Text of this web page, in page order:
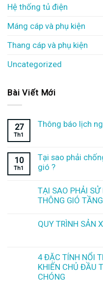
Hệ thống tủ điện
Máng cáp và phụ kiện
Thang cáp và phụ kiện
Uncategorized
Bài Viết Mới
27
Th1
Thông báo lịch
10
Th1
Tại sao phải
gió ?
TẠI SAO PHẢI SỬ
THÔNG GIÓ
QUY TRÌNH SẢN
4 ĐẶC TÍNH NỔI
KHIẾN CHỦ ĐẦU
CHÓNG